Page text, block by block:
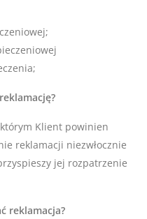
Klient powinien
reklamacji niezwłocznie
jej rozpatrzenie
reklamacja?